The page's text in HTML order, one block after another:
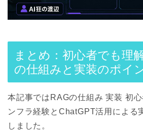
まとめ：初心者でも理
の仕組みと実装のポイ
本記事では RAGの仕組み 実装 初
ンフラ経験とChatGPT活用による
しました。